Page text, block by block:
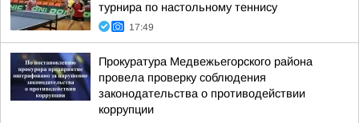
турнира по настольному теннису
17:49
Прокуратура Медвежьегорского района
провела проверку соблюдения
законодательства о противодействии
коррупции